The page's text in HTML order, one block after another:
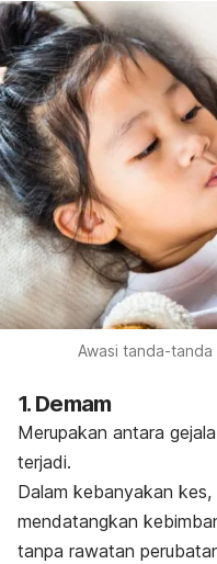
Awasi tanda-
1. Demam
Merupakan antara
terjadi.
Dalam kebanyakan kes,
mendatangkan
tanpa rawatan